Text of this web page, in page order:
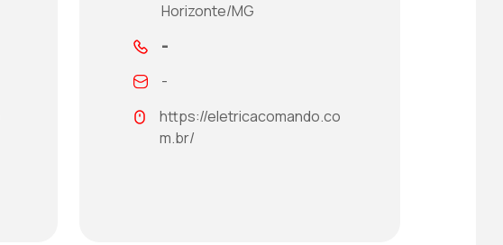
Horizonte/MG
-
-
https://eletricacomando.co
m.br/